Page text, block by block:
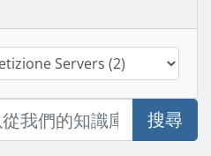
搜尋